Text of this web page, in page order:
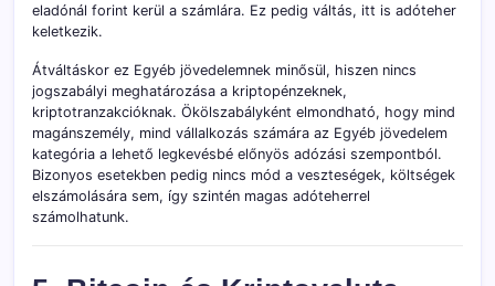
eladónál forint kerül a számlára. Ez pedig váltás, itt is adóteher
keletkezik.
Átváltáskor ez Egyéb jövedelemnek minősül, hiszen nincs
jogszabályi meghatározása a kriptopénzeknek,
kriptotranzakcióknak. Ökölszabályként elmondható, hogy mind
magánszemély, mind vállalkozás számára az Egyéb jövedelem
kategória a lehető legkevésbé előnyös adózási szempontból.
Bizonyos esetekben pedig nincs mód a veszteségek, költségek
elszámolására sem, így szintén magas adóteherrel
számolhatunk.